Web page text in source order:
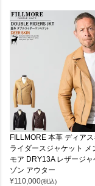
FILLMORE 本革 ディア
ライダースジャケット メ
モア DRY13A レザージ
ゾン アウター
¥110,000(税込)